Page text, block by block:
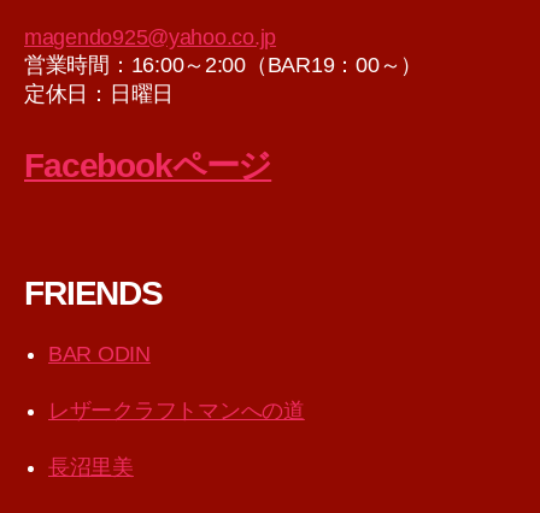
magendo925@yahoo.co.jp
営業時間：16:00～2:00（BAR19：00～）
定休日：日曜日
Facebookページ
FRIENDS
BAR ODIN
レザークラフトマンへの道
長沼里美